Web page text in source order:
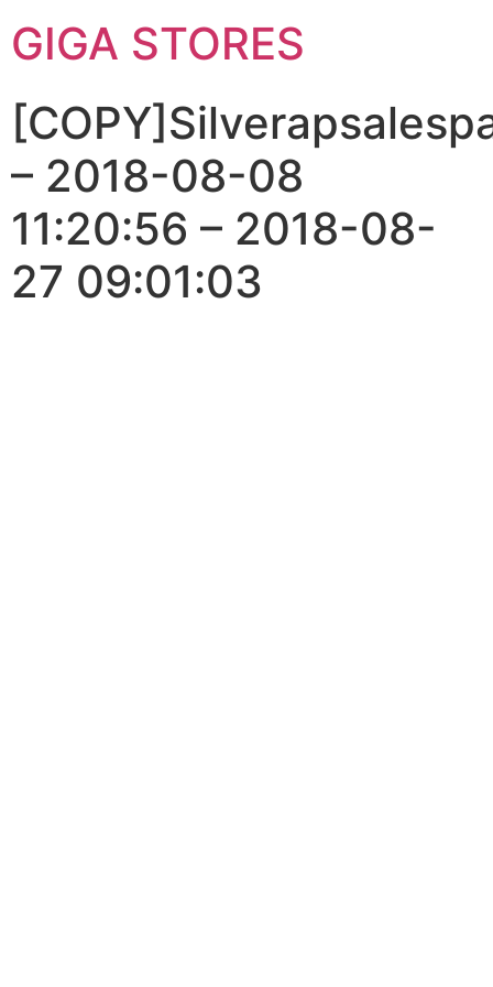
GIGA STORES
– 2018-08-08
11:20:56 – 2018-08-
27 09:01:03